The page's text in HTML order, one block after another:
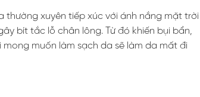
thường xuyên tiếp xúc với ánh nắng mặt trời
bít tắc lỗ chân lông. Từ đó khiến bụi bẩn,
muốn làm sạch da sẽ làm da mất đi